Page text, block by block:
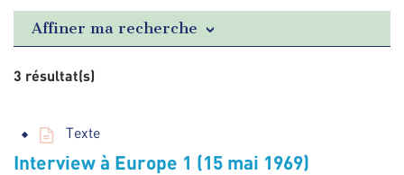
PUBLICATIONS
ACTUALITÉS
Affiner ma recherche
3 résultat(s)
Texte
Interview à Europe 1 (15 mai 1969)